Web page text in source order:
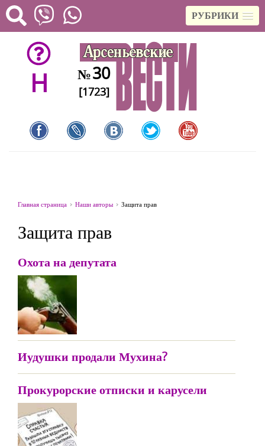
РУБРИКИ
H №30
[1723]
Главная страница Наши авторы Защита прав
Защита прав
Охота на депутата
Иудушки продали Мухина?
Прокурорские отписки и карусели